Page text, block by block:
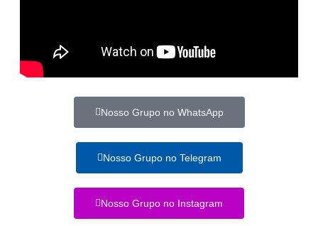
Nosso Grupo no WhatsApp
Nosso Grupo no Telegram
Nosso Grupo no Instagram